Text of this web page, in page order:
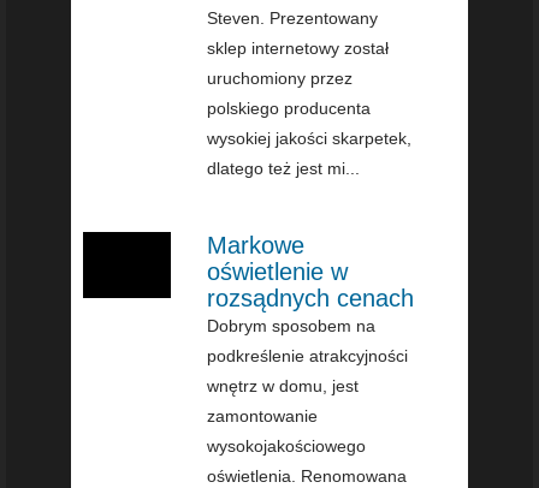
Steven. Prezentowany
sklep internetowy został
uruchomiony przez
polskiego producenta
wysokiej jakości skarpetek,
dlatego też jest mi...
Markowe
oświetlenie w
rozsądnych cenach
Dobrym sposobem na
podkreślenie atrakcyjności
wnętrz w domu, jest
zamontowanie
wysokojakościowego
oświetlenia. Renomowana